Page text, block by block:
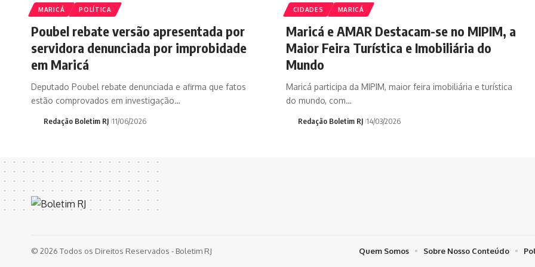
MARICÁ POLÍTICA
Poubel rebate versão apresentada por
servidora denunciada por improbidade
em Maricá
Deputado Poubel rebate denunciada e afirma que fatos
estão comprovados em investigação…
Redação Boletim RJ 11/06/2026
CIDADES MARICÁ
Maricá e AMAR Destacam-se no MIPIM, a
Maior Feira Turística e Imobiliária do
Mundo
Maricá participa da MIPIM, maior feira imobiliária e turística
do mundo, com…
Redação Boletim RJ 14/03/2026
© 2026 Todos os Direitos Reservados - Boletim RJ Quem Somos Sobre Nosso Conteúdo